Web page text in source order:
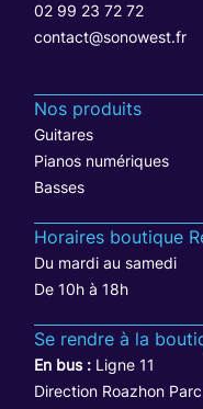
02 99 23 72 72
contact@sonowest.fr
Nos produits
Guitares
Pianos numériques
Basses
Horaires boutique
Du mardi au samedi
De 10h à 18h
Se rendre à la
En bus : Ligne 11
Direction Roazhon